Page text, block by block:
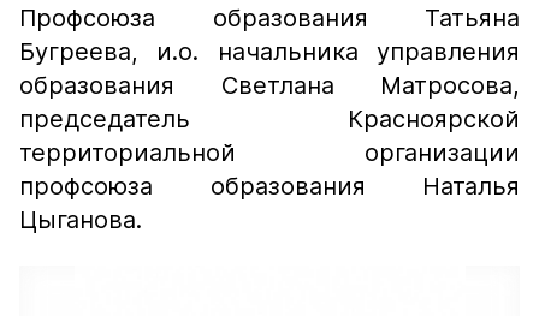
Профсоюза образования Татьяна
Бугреева, и.о. начальника управления
образования Светлана Матросова,
председатель Красноярской
территориальной организации
профсоюза образования Наталья
Цыганова.